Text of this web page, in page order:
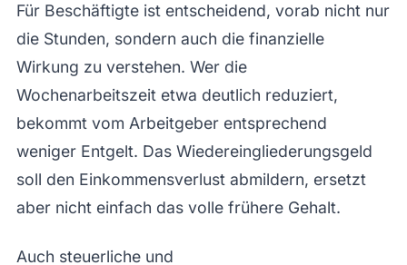
Für Beschäftigte ist entscheidend, vorab nicht nur
die Stunden, sondern auch die finanzielle
Wirkung zu verstehen. Wer die
Wochenarbeitszeit etwa deutlich reduziert,
bekommt vom Arbeitgeber entsprechend
weniger Entgelt. Das Wiedereingliederungsgeld
soll den Einkommensverlust abmildern, ersetzt
aber nicht einfach das volle frühere Gehalt.
Auch steuerliche und